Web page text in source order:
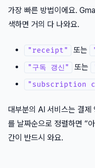
가장 빠른 방법이에요.
색하면 거의 다 나와요.
"receipt" 또는
"구독 갱신"
또는
"subscription
대부분의 AI 서비스는 결
를 날짜순으로 정렬하면 “
간이 반드시 와요.